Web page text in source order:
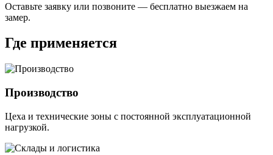
Оставьте заявку или позвоните — бесплатно выезжаем на
замер.
Где применяется
Производство
Цеха и технические зоны с постоянной эксплуатационной
нагрузкой.